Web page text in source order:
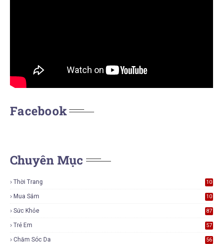
Facebook
Chuyên Mục
Thời Trang
10
Mua Sắm
10
Sức Khỏe 87
Trẻ Em 57
Chăm Sóc Da 56